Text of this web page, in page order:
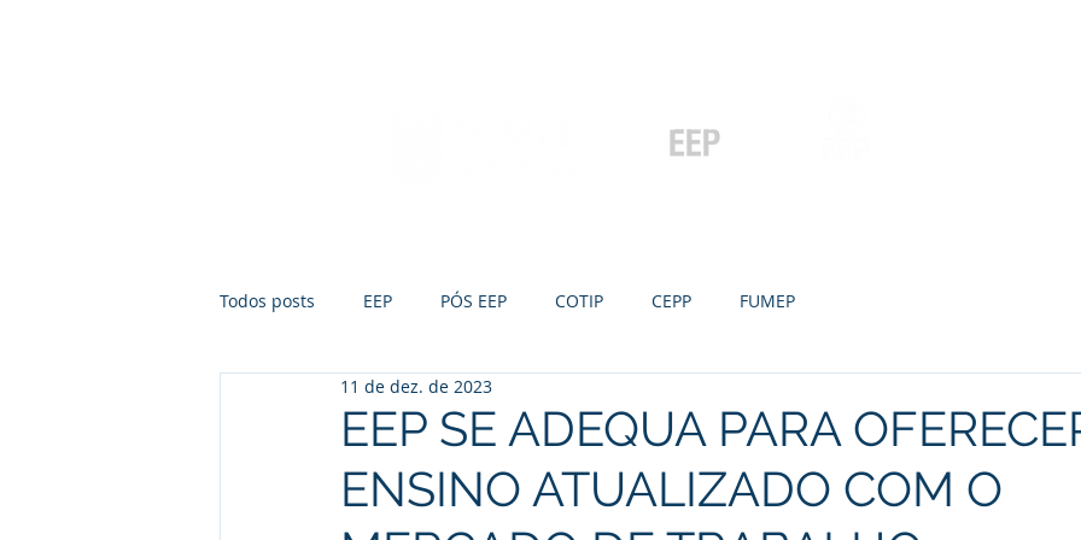
Todos posts EEP PÓS EEP COTIP CEPP FUMEP
EEP SE ADEQUA PARA
ENSINO ATUALIZADO COM O
11 de dez. de 2023